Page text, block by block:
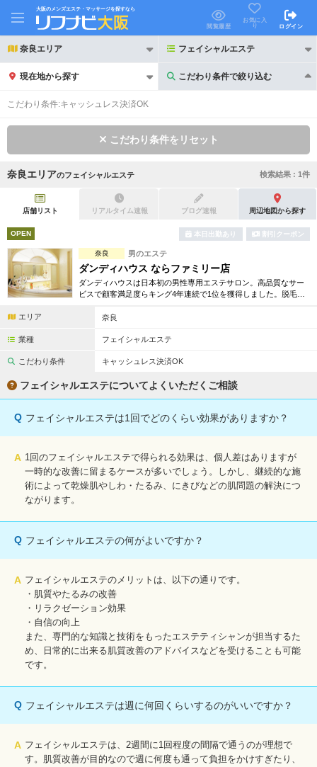
大阪のメンズエステ・マッサージを探すなら
閲覧履歴
お気に入
り
ログイン
奈良エリア フェイシャルエステ
現在地から探す こだわり条件で絞り込む
こだわり条件で絞り込む
初回割引あり リピーター割引あり
団体割引 ポイントカード有
キャッシュレス決済OK 領収証発行可
2名様歓迎 団体様歓迎
完全個室
スタッフ指名可 Ｗセラピスト
駅から徒歩5分以内
こだわり条件を変更
閉じる
こだわり条件:キャッシュレス決済OK
こだわり条件をリセット
奈良エリアのフェイシャルエステ 検索結果 : 1件
店舗リスト リアルタイム速報 ブログ速報 周辺地図から探す
OPEN 本日出勤あり 割引クーポン
奈良 男のエステ
ダンディハウス ならファミリー店
ダンディハウスは日本初の男性専用エステサロン。高品質なサー
ビスで顧客満足度らキング4年連続で1位を獲得しました。脱毛や
で、是非ご覧下さい。
エリア 奈良
業種 フェイシャルエステ
こだわり条件 キャッシュレス決済OK
フェイシャルエステについてよくいただくご相談
Q フェイシャルエステは1回でどのくらい効果がありますか？
A 1回のフェイシャルエステで得られる効果は、個人差はありますが
一時的な改善に留まるケースが多いでしょう。しかし、継続的な施
術によって乾燥肌やしわ・たるみ、にきびなどの肌問題の解決につ
ながります。
Q フェイシャルエステの何がよいですか？
A フェイシャルエステのメリットは、以下の通りです。
・肌質やたるみの改善
・リラクゼーション効果
・自信の向上
また、専門的な知識と技術をもったエステティシャンが担当するた
め、日常的に出来る肌質改善のアドバイスなどを受けることも可能
です。
Q フェイシャルエステは週に何回くらいするのがいいですか？
A フェイシャルエステは、2週間に1回程度の間隔で通うのが理想で
す。肌質改善が目的なので週に何度も通って負担をかけすぎたり、